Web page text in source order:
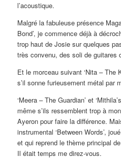
l’acoustique.
Malgré la fabuleuse présence
Bond’, je commence déjà à
trop haut de Josie sur quelques
très convenu, des soli de guitares
Et le morceau suivant ‘Nita – The
s’il sonne furieusement métal par
‘Meera – The Guardian’ et
même s’ils ressemblent trop à
Ayeron pour faire la différence.
instrumental ‘Between Words’,
et qui reprend le thème principal
Il était temps me direz-vous.